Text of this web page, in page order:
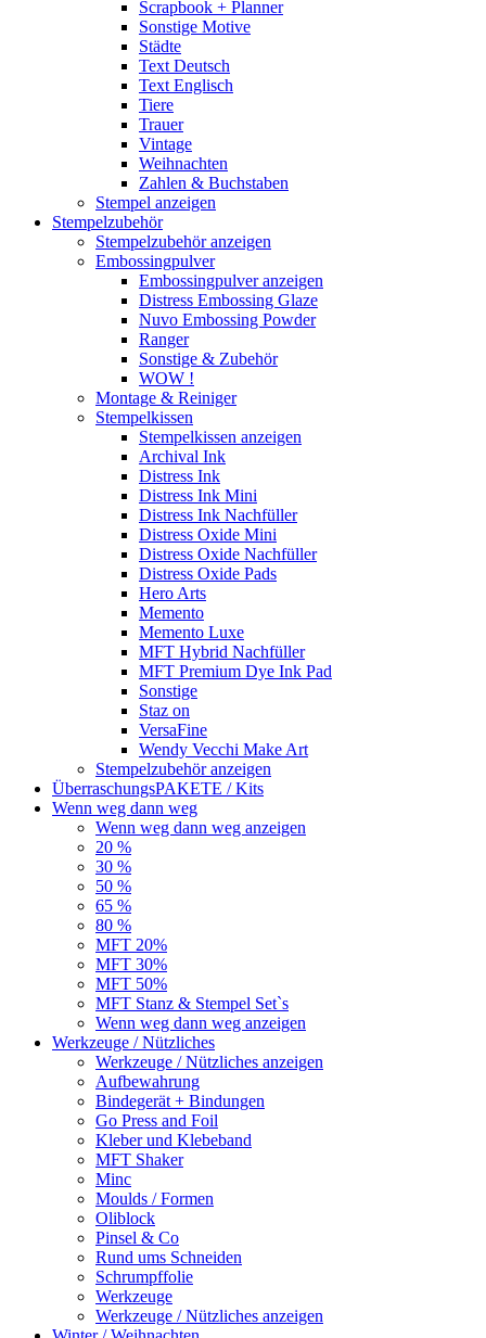
Scrapbook + Planner
Sonstige Motive
Städte
Text Deutsch
Text Englisch
Tiere
Trauer
Vintage
Weihnachten
Zahlen & Buchstaben
Stempel anzeigen
Stempelzubehör
Stempelzubehör anzeigen
Embossingpulver
Embossingpulver anzeigen
Distress Embossing Glaze
Nuvo Embossing Powder
Ranger
Sonstige & Zubehör
WOW !
Montage & Reiniger
Stempelkissen
Stempelkissen anzeigen
Archival Ink
Distress Ink
Distress Ink Mini
Distress Ink Nachfüller
Distress Oxide Mini
Distress Oxide Nachfüller
Distress Oxide Pads
Hero Arts
Memento
Memento Luxe
MFT Hybrid Nachfüller
MFT Premium Dye Ink Pad
Sonstige
Staz on
VersaFine
Wendy Vecchi Make Art
Stempelzubehör anzeigen
ÜberraschungsPAKETE / Kits
Wenn weg dann weg
Wenn weg dann weg anzeigen
20 %
30 %
50 %
65 %
80 %
MFT 20%
MFT 30%
MFT 50%
MFT Stanz & Stempel Set`s
Wenn weg dann weg anzeigen
Werkzeuge / Nützliches
Werkzeuge / Nützliches anzeigen
Aufbewahrung
Bindegerät + Bindungen
Go Press and Foil
Kleber und Klebeband
MFT Shaker
Minc
Moulds / Formen
Oliblock
Pinsel & Co
Rund ums Schneiden
Schrumpffolie
Werkzeuge
Werkzeuge / Nützliches anzeigen